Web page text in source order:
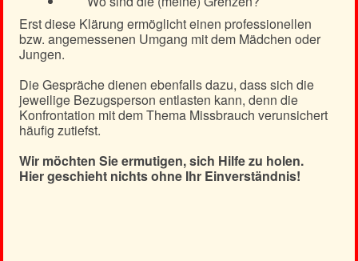
Erst diese Klärung ermöglicht einen professionellen
bzw. angemessenen Umgang mit dem Mädchen oder
Jungen.
Die Gespräche dienen ebenfalls dazu, dass sich die
jeweilige Bezugsperson entlasten kann, denn die
Konfrontation mit dem Thema Missbrauch verunsichert
häufig zutiefst.
Wir möchten Sie ermutigen, sich Hilfe zu holen.
Hier geschieht nichts ohne Ihr Einverständnis!